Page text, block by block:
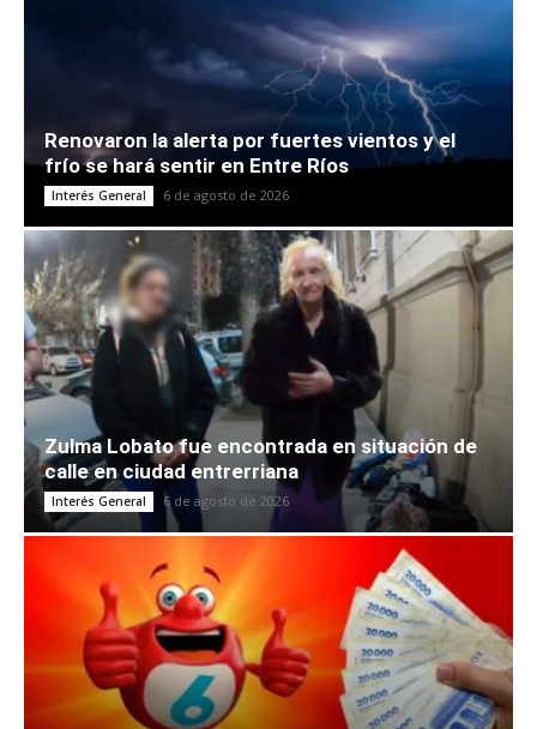
Renovaron la alerta por fuertes vientos y el
frío se hará sentir en Entre Ríos
Interés General 6 de agosto de 2026
Zulma Lobato fue encontrada en situación de
calle en ciudad entrerriana
Interés General 6 de agosto de 2026